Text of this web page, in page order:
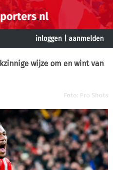
inloggen aanmelden
wijze om en wint van
Foto: Pro Shots